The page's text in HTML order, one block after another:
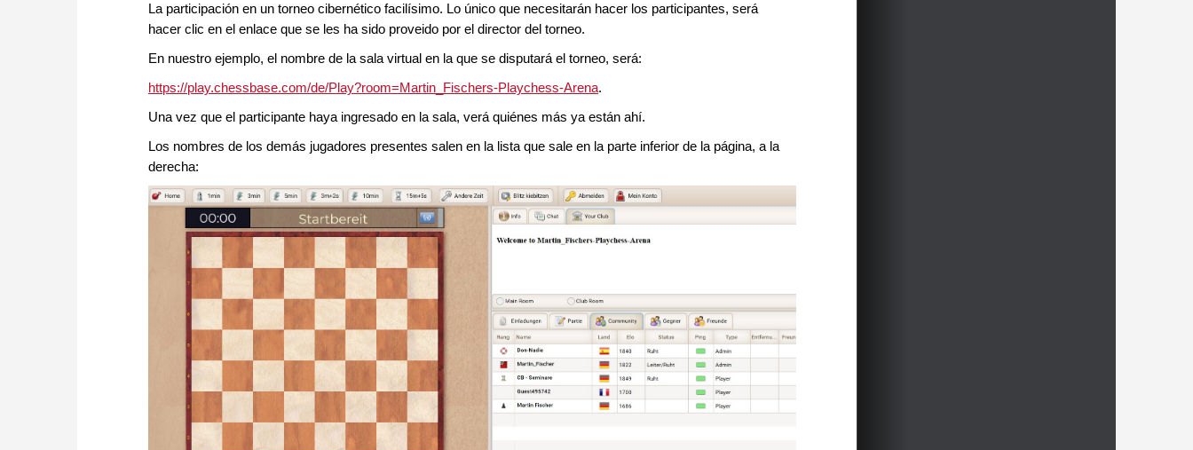
La participación en un torneo cibernético facilísimo. Lo único que necesitarán hacer los participantes, será
hacer clic en el enlace que se les ha sido proveido por el director del torneo.
En nuestro ejemplo, el nombre de la sala virtual en la que se disputará el torneo, será:
https://play.chessbase.com/de/Play?room=Martin_Fischers-Playchess-Arena.
Una vez que el participante haya ingresado en la sala, verá quiénes más ya están ahí.
Los nombres de los demás jugadores presentes salen en la lista que sale en la parte inferior de la página, a la
derecha: